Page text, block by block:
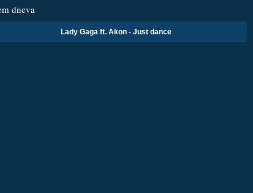
dneva
Lady Gaga ft. Akon - Just dance